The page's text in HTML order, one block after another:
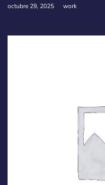
octubre 29, 2025 work